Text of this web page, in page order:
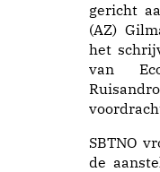
gericht
(AZ)
het
van
SBTNO
de